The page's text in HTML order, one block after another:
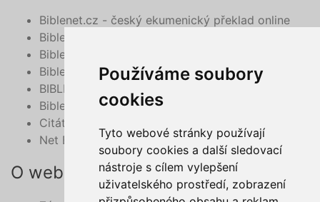
Používáme soubory
cookies
Tyto webové stránky používají
soubory cookies a další sledovací
nástroje s cílem vylepšení
uživatelského prostředí, zobrazení
Biblenet.cz - český ekumenický překlad online
Bibleserver.com
Bible - překlad 21. století, online
BibleHub.com - vyhledávání v multilinguální Bibli
BIBLE v mobilu
Bible do mobilu - deuterokanonické knihy
Citát z Bible na každý den e-mailem
Net Bible
O webu